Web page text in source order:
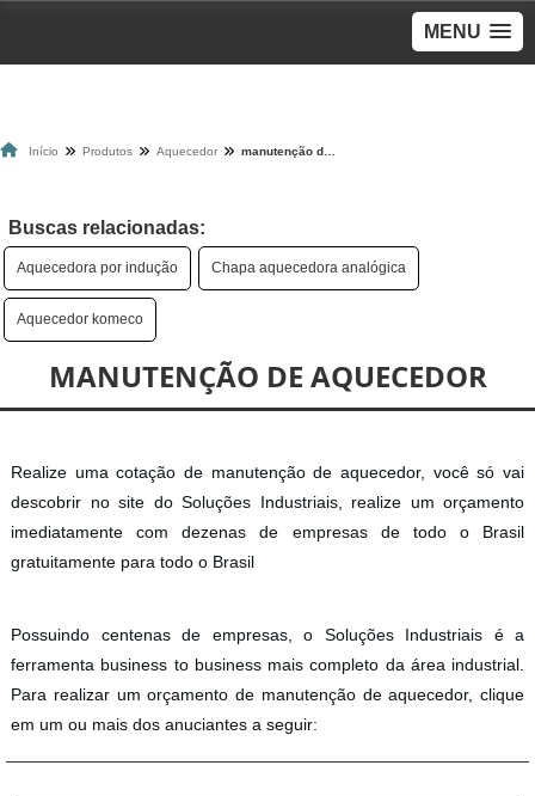
MENU
Início Produtos Aquecedor
Buscas relacionadas:
Aquecedora por indução Chapa aquecedora analógica
Aquecedor komeco
MANUTENÇÃO DE AQUECEDOR
Realize uma cotação de manutenção de aquecedor, você só vai
descobrir no site do Soluções Industriais, realize um orçamento
imediatamente com dezenas de empresas de todo o Brasil
gratuitamente para todo o Brasil
Possuindo centenas de empresas, o Soluções Industriais é a
ferramenta business to business mais completo da área industrial.
Para realizar um orçamento de manutenção de aquecedor, clique
em um ou mais dos anuciantes a seguir: